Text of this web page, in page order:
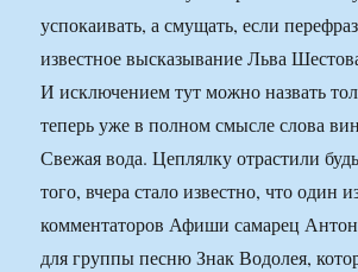
успокаивать, а смущать, если
известное высказывание Льва
И исключением тут можно назвать
теперь уже в полном смысле слова
Свежая вода. Цеплялку отрастили
того, вчера стало известно, что один
комментаторов Афиши самарец
для группы песню Знак Водолея,